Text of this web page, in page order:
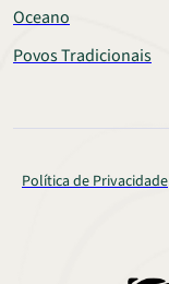
Oceano
Povos Tradicionais
Política de Privacidade